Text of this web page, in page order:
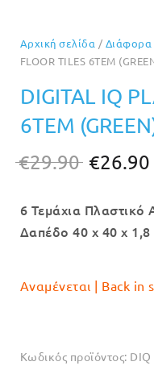
Αρχική σελίδα / Διάφορα
FLOOR TILES 6TEM
DIGITAL IQ
6TEM
€29.90 Original
was:
€26.90
6 Τεμάχια
Δαπέδο 40 x 40 x 1,8
Αναμένεται | Back in
Κωδικός προϊόντος: DIQ